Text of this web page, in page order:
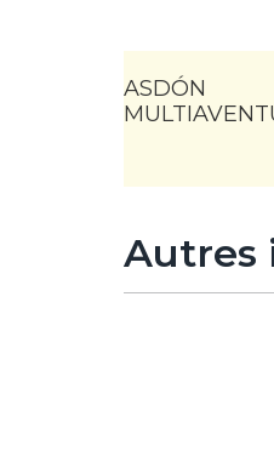
ASDÓN
Autres